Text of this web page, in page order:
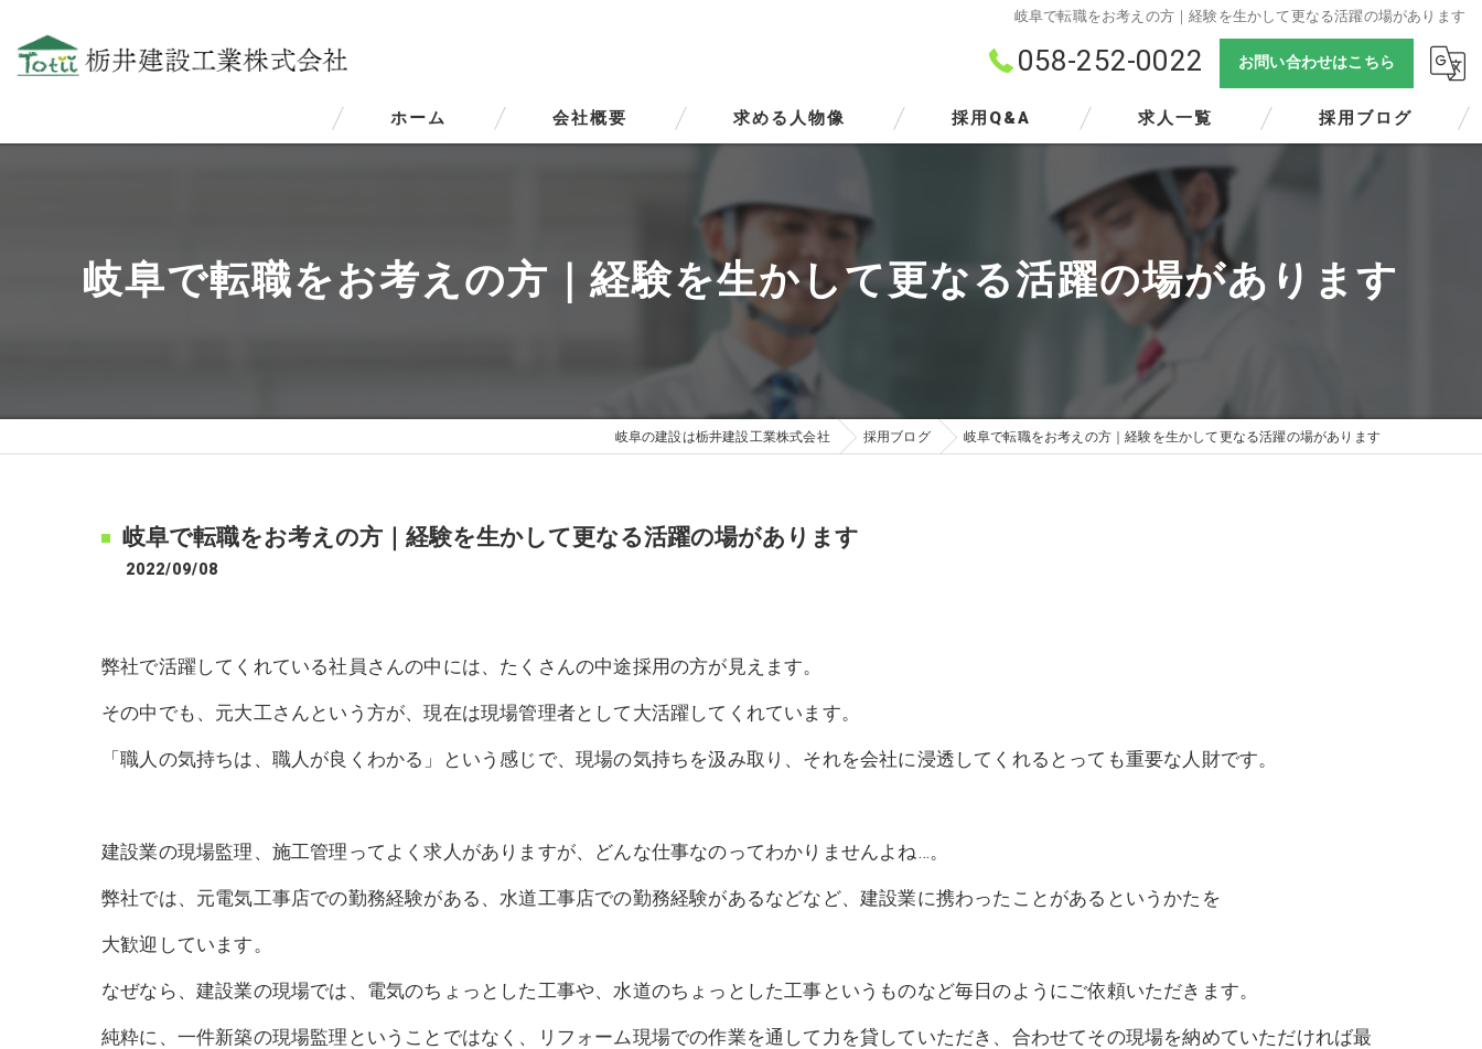
岐阜で転職をお考えの方｜経験を生かして更なる活躍の場があります
058-252-0022 お問い合わせはこちら
ホーム 会社概要
事業案内
求める人物像 採用Q&A 求人一覧 採用ブログ
岐阜で転職をお考えの方｜経験を生かして更なる活躍の場があります
岐阜の建設は栃井建設工業株式会社 採用ブログ 岐阜で転職をお考えの方｜経験を生かして更なる活躍の場があります
岐阜で転職をお考えの方｜経験を生かして更なる活躍の場があります
2022/09/08
弊社で活躍してくれている社員さんの中には、たくさんの中途採用の方が見えます。
その中でも、元大工さんという方が、現在は現場管理者として大活躍してくれています。
「職人の気持ちは、職人が良くわかる」という感じで、現場の気持ちを汲み取り、それを会社に浸透してくれるとっても重要な人財です。
建設業の現場監理、施工管理ってよく求人がありますが、どんな仕事なのってわかりませんよね…。
弊社では、元電気工事店での勤務経験がある、水道工事店での勤務経験があるなどなど、建設業に携わったことがあるというかたを
大歓迎しています。
なぜなら、建設業の現場では、電気のちょっとした工事や、水道のちょっとした工事というものなど毎日のようにご依頼いただきます。
純粋に、一件新築の現場監理ということではなく、リフォーム現場での作業を通して力を貸していただき、合わせてその現場を納めていただければ最